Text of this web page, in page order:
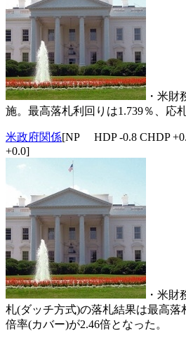
・米財
施。最高落札利回りは1.739％、応
米政府関係[NP HDP -0.8 CHDP
+0.0]
・米財
札(ダッチ方式)の落札結果は最高落
倍率(カバー)が2.46倍となった。